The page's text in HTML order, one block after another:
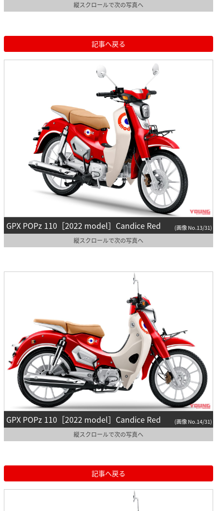
縦スクロールで次の写真へ
記事へ戻る
GPX POPz 110［2022 model］Candice Red (画像 No.13/31)
縦スクロールで次の写真へ
GPX POPz 110［2022 model］Candice Red (画像 No.14/31)
縦スクロールで次の写真へ
記事へ戻る